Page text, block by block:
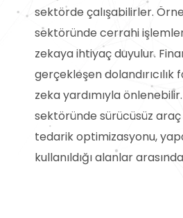
sektörde çalışabilirler.
sektöründe cerrahi
zekaya ihtiyaç duyulur.
gerçekleşen
zeka yardımıyla
sektöründe sürücüsüz
tedarik optimizasyonu,
kullanıldığı alanlar